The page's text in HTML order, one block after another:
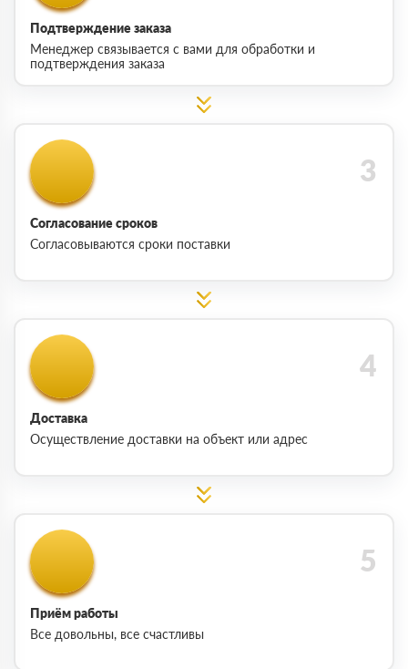
Подтверждение заказа
Менеджер связывается с вами для обработки и
подтверждения заказа
Согласование сроков
Согласовываются сроки поставки
Доставка
Осуществление доставки на объект или адрес
Приём работы
Все довольны, все счастливы